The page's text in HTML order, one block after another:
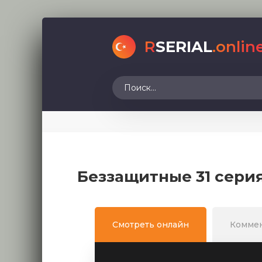
RSERIAL
Беззащитные 31
Смотреть онлайн